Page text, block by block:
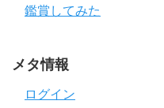
鑑賞してみた
メタ情報
ログイン